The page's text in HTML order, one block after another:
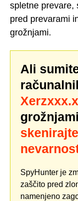
spletne prevare,
pred prevarami
grožnjami.
Ali
SpyHunter je
zaščito pred
namenjeno